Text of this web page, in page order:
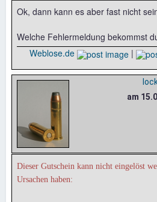
Ok, dann kann es aber fast nicht
Welche Fehlermeldung bekommst
Weblose.de
|
am
Dieser Gutschein kann nicht eingelöst
Ursachen haben: